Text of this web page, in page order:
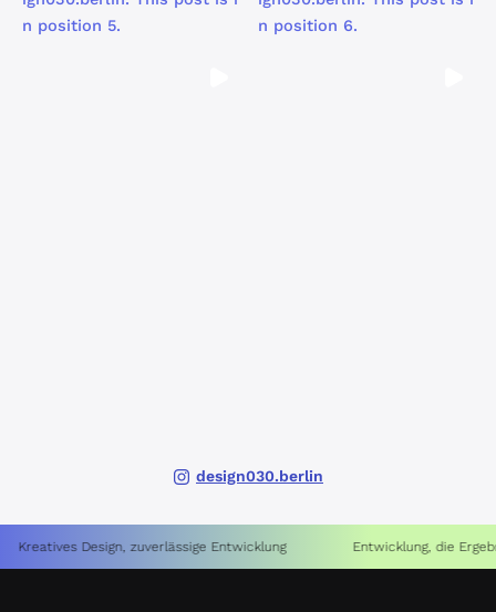
Instagram
design030.berlin
Design, zuverlässige Entwicklung Entwicklung, die Ergebnisse